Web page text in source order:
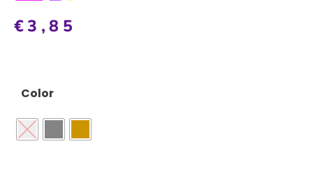
€3,85
Color